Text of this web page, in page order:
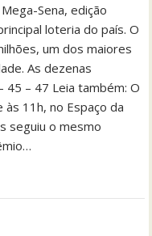
Sena, edição
loteria do país. O
um dos maiores
As dezenas
45 – 47 Leia também: O
11h, no Espaço da
seguiu o mesmo